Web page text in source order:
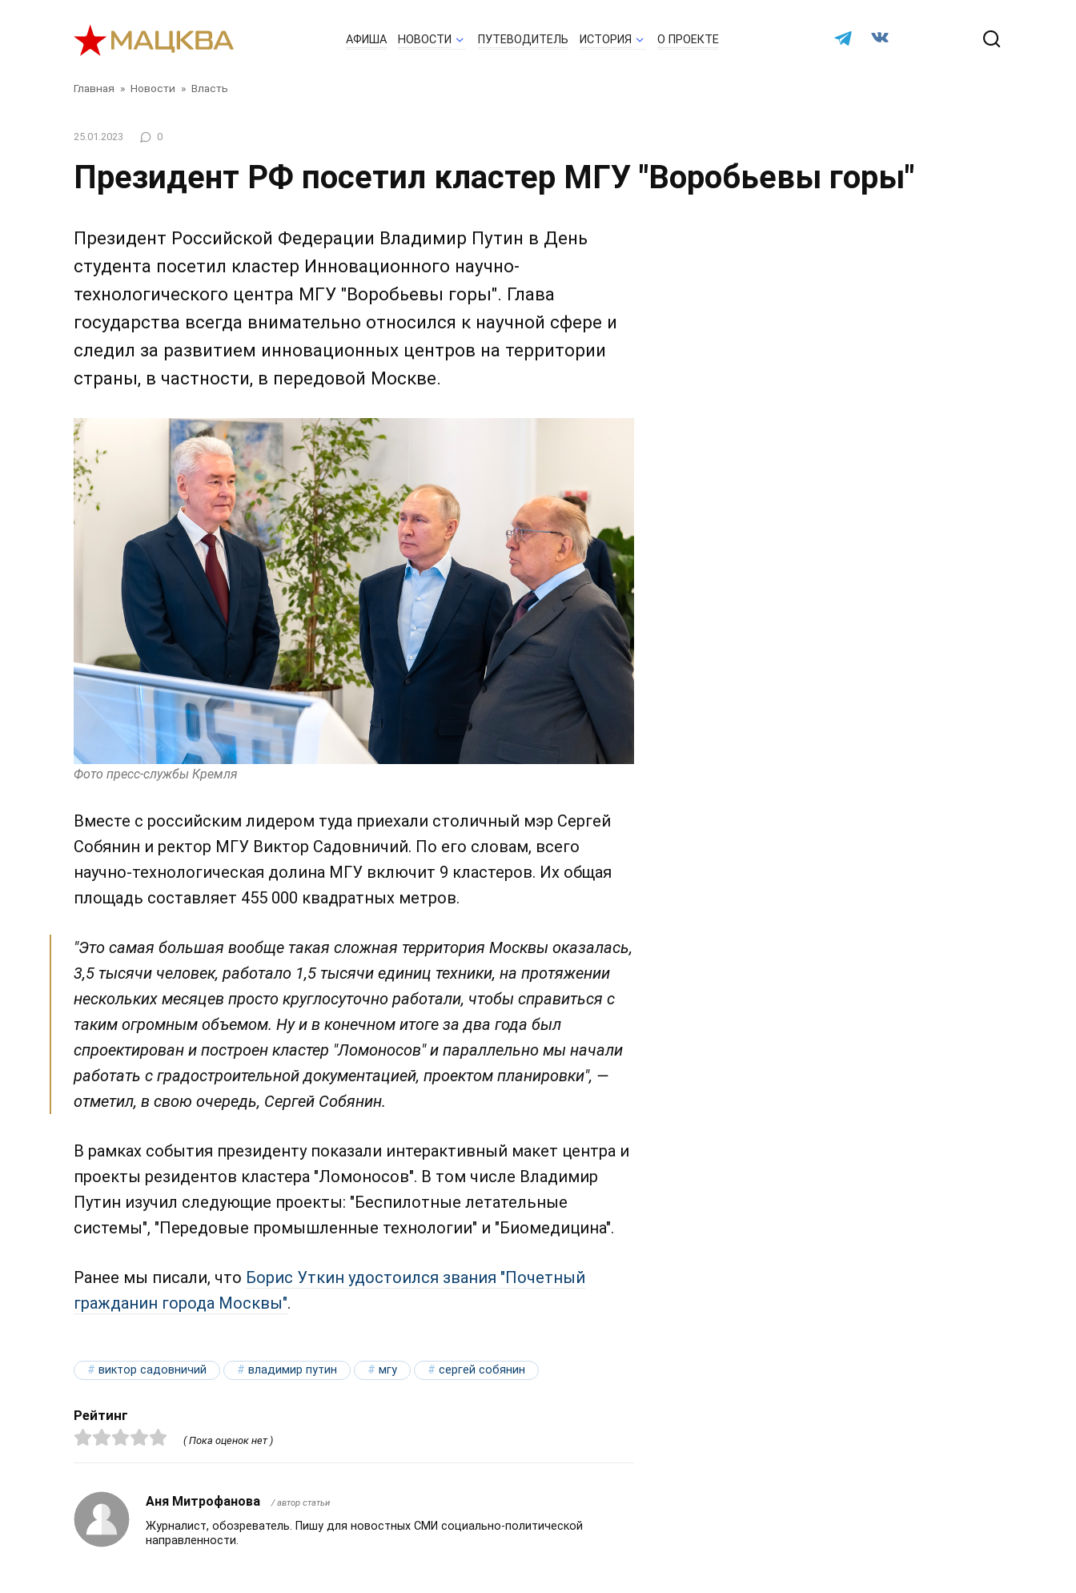
АФИША НОВОСТИ ПУТЕВОДИТЕЛЬ ИСТОРИЯ О ПРОЕКТЕ
Главная » Новости » Власть
25.01.2023 0
Президент РФ посетил кластер МГУ "Воробьевы горы"
Президент Российской Федерации Владимир Путин в День
студента посетил кластер Инновационного научно-
технологического центра МГУ "Воробьевы горы". Глава
государства всегда внимательно относился к научной сфере и
следил за развитием инновационных центров на территории
страны, в частности, в передовой Москве.
Фото пресс-службы Кремля
Вместе с российским лидером туда приехали столичный мэр Сергей
Собянин и ректор МГУ Виктор Садовничий. По его словам, всего
научно-технологическая долина МГУ включит 9 кластеров. Их общая
площадь составляет 455 000 квадратных метров.
"Это самая большая вообще такая сложная территория Москвы оказалась,
3,5 тысячи человек, работало 1,5 тысячи единиц техники, на протяжении
нескольких месяцев просто круглосуточно работали, чтобы справиться с
таким огромным объемом. Ну и в конечном итоге за два года был
спроектирован и построен кластер "Ломоносов" и параллельно мы начали
работать с градостроительной документацией, проектом планировки", —
отметил, в свою очередь, Сергей Собянин.
В рамках события президенту показали интерактивный макет центра и
проекты резидентов кластера "Ломоносов". В том числе Владимир
Путин изучил следующие проекты: "Беспилотные летательные
системы", "Передовые промышленные технологии" и "Биомедицина".
Ранее мы писали, что Борис Уткин удостоился звания "Почетный
гражданин города Москвы".
виктор садовничий владимир путин мгу сергей собянин
Рейтинг
( Пока оценок нет )
Аня Митрофанова / автор статьи
Журналист, обозреватель. Пишу для новостных СМИ социально-политической
направленности.